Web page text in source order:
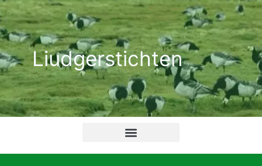
Ga
naar
de
inhoudLiudgerstichten